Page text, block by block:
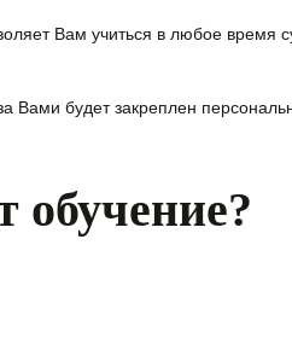
Вам учиться в любое время
Вами будет закреплен
обучение?